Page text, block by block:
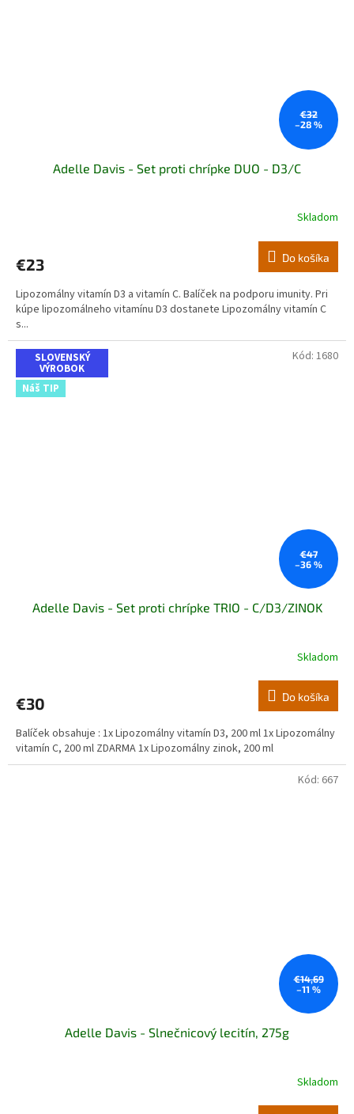
€32
–28 %
Adelle Davis - Set proti chrípke DUO - D3/C
Skladom
€23 Do košíka
Lipozomálny vitamín D3 a vitamín C. Balíček na podporu imunity. Pri
kúpe lipozomálneho vitamínu D3 dostanete Lipozomálny vitamín C
s...
SLOVENSKÝ
VÝROBOK
Náš TIP
€47
–36 %
Adelle Davis - Set proti chrípke TRIO - C/D3/ZINOK
Skladom
€30 Do košíka
Balíček obsahuje : 1x Lipozomálny vitamín D3, 200 ml 1x Lipozomálny
vitamín C, 200 ml ZDARMA 1x Lipozomálny zinok, 200 ml
Kód: 1680
€14,69
–11 %
Adelle Davis - Slnečnicový lecitín, 275g
Skladom
Kód: 667